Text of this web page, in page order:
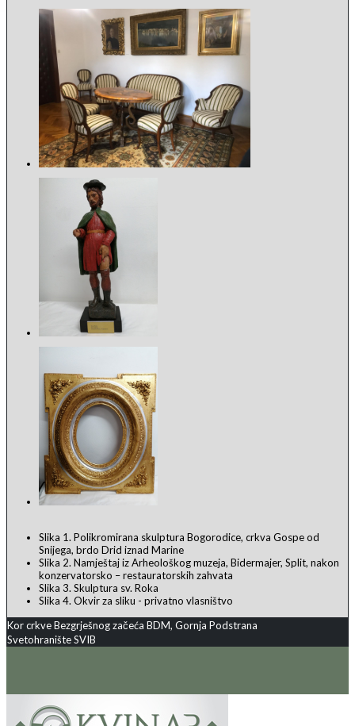
Slika 1. Polikromirana skulptura Bogorodice, crkva Gospe od
Snijega, brdo Drid iznad Marine
Slika 2. Namještaj iz Arheološkog muzeja, Bidermajer, Split, nakon
konzervatorsko – restauratorskih zahvata
Slika 3. Skulptura sv. Roka
Slika 4. Okvir za sliku - privatno vlasništvo
Kor crkve Bezgrješnog začeća BDM, Gornja Podstrana
Svetohranište SVIB